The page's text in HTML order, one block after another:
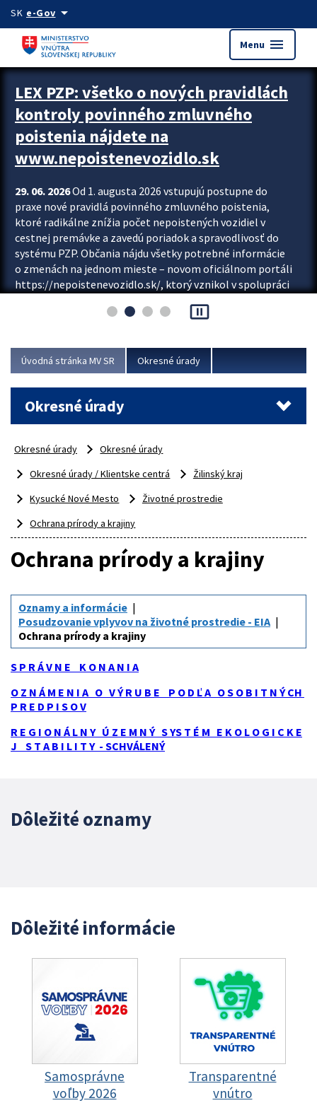
Preskocit na hlavný obsah
SK e-Govarrow_drop_down
Menu menu
Zastavit automatický posun upútavok
LEX PZP: všetko o nových pravidlách
kontroly povinného zmluvného
poistenia nájdete na
www.nepoistenevozidlo.sk
29. 06. 2026Od 1. augusta 2026 vstupujú postupne do
praxe nové pravidlá povinného zmluvného poistenia,
ktoré radikálne znížia počet nepoistených vozidiel v
cestnej premávke a zavedú poriadok a spravodlivosť do
systému PZP. Občania nájdu všetky potrebné informácie
o zmenách na jednom mieste – novom oficiálnom portáli
https://nepoistenevozidlo.sk/, ktorý vznikol v spolupráci
asociácie poisťovní (SLASPO) a Ministerstva vnútra SR.
Viac
pause_presentation
Úvodná stránka MV SR Okresné úrady
Okresné úrady
Okresné úrady
Okresné úrady
Okresné úrady / Klientske centrá
Žilinský kraj
Kysucké Nové Mesto
Životné prostredie
Ochrana prírody a krajiny
Ochrana prírody a krajiny
Oznamy a informácie
Posudzovanie vplyvov na životné prostredie - EIA
Ochrana prírody a krajiny
S P R Á V N E K O N A N I A
O Z N Á M E N I A O V Ý R U B E P O D Ľ A O S O B I T N Ý CH
P R E D P I S O V
R E G I O N Á L N Y Ú Z E M N Ý S YS T É M E K O L O G I C K E
J S T A B I L I T Y - SCHVÁLENÝ
Dôležité oznamy
Dôležité informácie
Samosprávne
voľby 2026
Transparentné
vnútro